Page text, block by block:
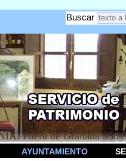
Buscar
Fuera de Granada 958
AYUNTAMIENTO